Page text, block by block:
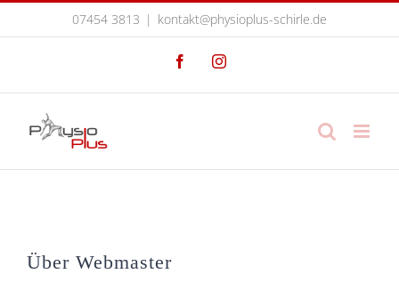
07454 3813 | kontakt@physioplus-schirle.de
FacebookInstagram
Über Webmaster